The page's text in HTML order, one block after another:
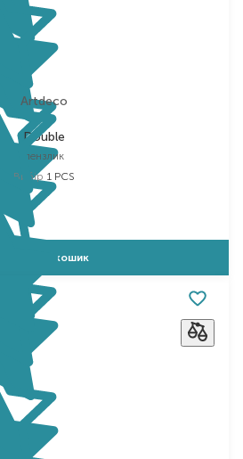
Artdeco
Double
пензлик
Вибір 1 PCS
Додати в кошик